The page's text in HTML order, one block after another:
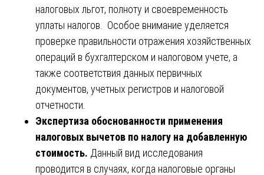
налоговых льгот, полноту и своевременность
уплаты налогов. Особое внимание уделяется
проверке правильности отражения хозяйственных
операций в бухгалтерском и налоговом учете, а
также соответствия данных первичных
документов, учетных регистров и налоговой
отчетности.
Экспертиза обоснованности применения
налоговых вычетов по налогу на добавленную
стоимость. Данный вид исследования
проводится в случаях, когда налоговые органы